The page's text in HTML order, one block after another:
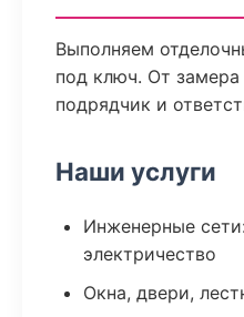
Выполняем
под ключ. От
подрядчик и
Наши услуги
Инженерные
электричество
Окна, двери,